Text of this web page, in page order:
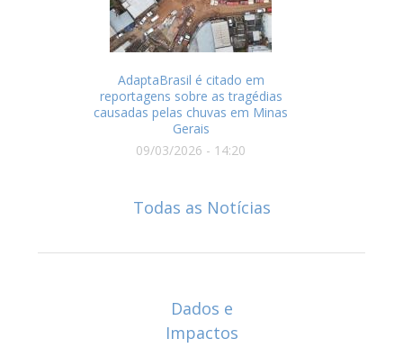
AdaptaBrasil é citado em
reportagens sobre as tragédias
causadas pelas chuvas em Minas
Gerais
09/03/2026 - 14:20
Todas as Notícias
Dados e
Impactos